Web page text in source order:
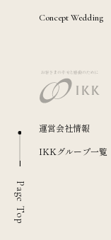
Concept Wedding
運営会社情報
IKKグループ一覧
Page Top